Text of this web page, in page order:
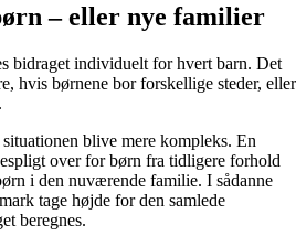
– eller nye familier
bidraget individuelt for hvert barn. Det
hvis børnene bor forskellige steder, eller
blive mere kompleks. En
over for børn fra tidligere forhold
i den nuværende familie. I sådanne
tage højde for den samlede
beregnes.